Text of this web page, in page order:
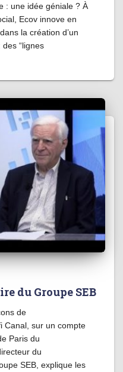
: une idée géniale ? À
Ecov innove en
la création d’un
“lignes
du Groupe SEB
de
Canal, sur un compte
Paris du
du
SEB, explique les